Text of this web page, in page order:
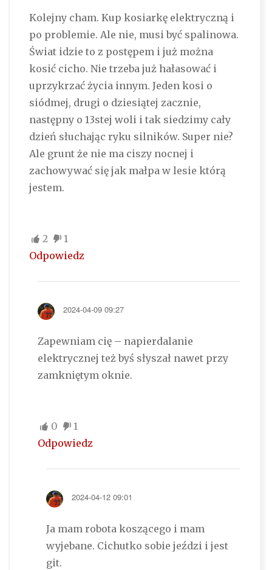
Kolejny cham. Kup kosiarkę elektryczną i
po problemie. Ale nie, musi być spalinowa.
Świat idzie to z postępem i już można
kosić cicho. Nie trzeba już hałasować i
uprzykrzać życia innym. Jeden kosi o
siódmej, drugi o dziesiątej zacznie,
następny o 13stej woli i tak siedzimy cały
dzień słuchając ryku silników. Super nie?
Ale grunt że nie ma ciszy nocnej i
zachowywać się jak małpa w lesie którą
jestem.
2
1
Odpowiedz
2024-04-09 09:27
Zapewniam cię – napierdalanie
elektrycznej też byś słyszał nawet przy
zamkniętym oknie.
0
1
Odpowiedz
2024-04-12 09:01
Ja mam robota koszącego i mam
wyjebane. Cichutko sobie jeździ i jest
git.